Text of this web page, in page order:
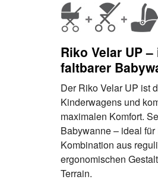
Riko Velar UP
faltbarer
Der Riko Velar UP ist
Kinderwagens und
maximalen Komfort.
Babywanne – ideal
Kombination aus
ergonomischen
Terrain.